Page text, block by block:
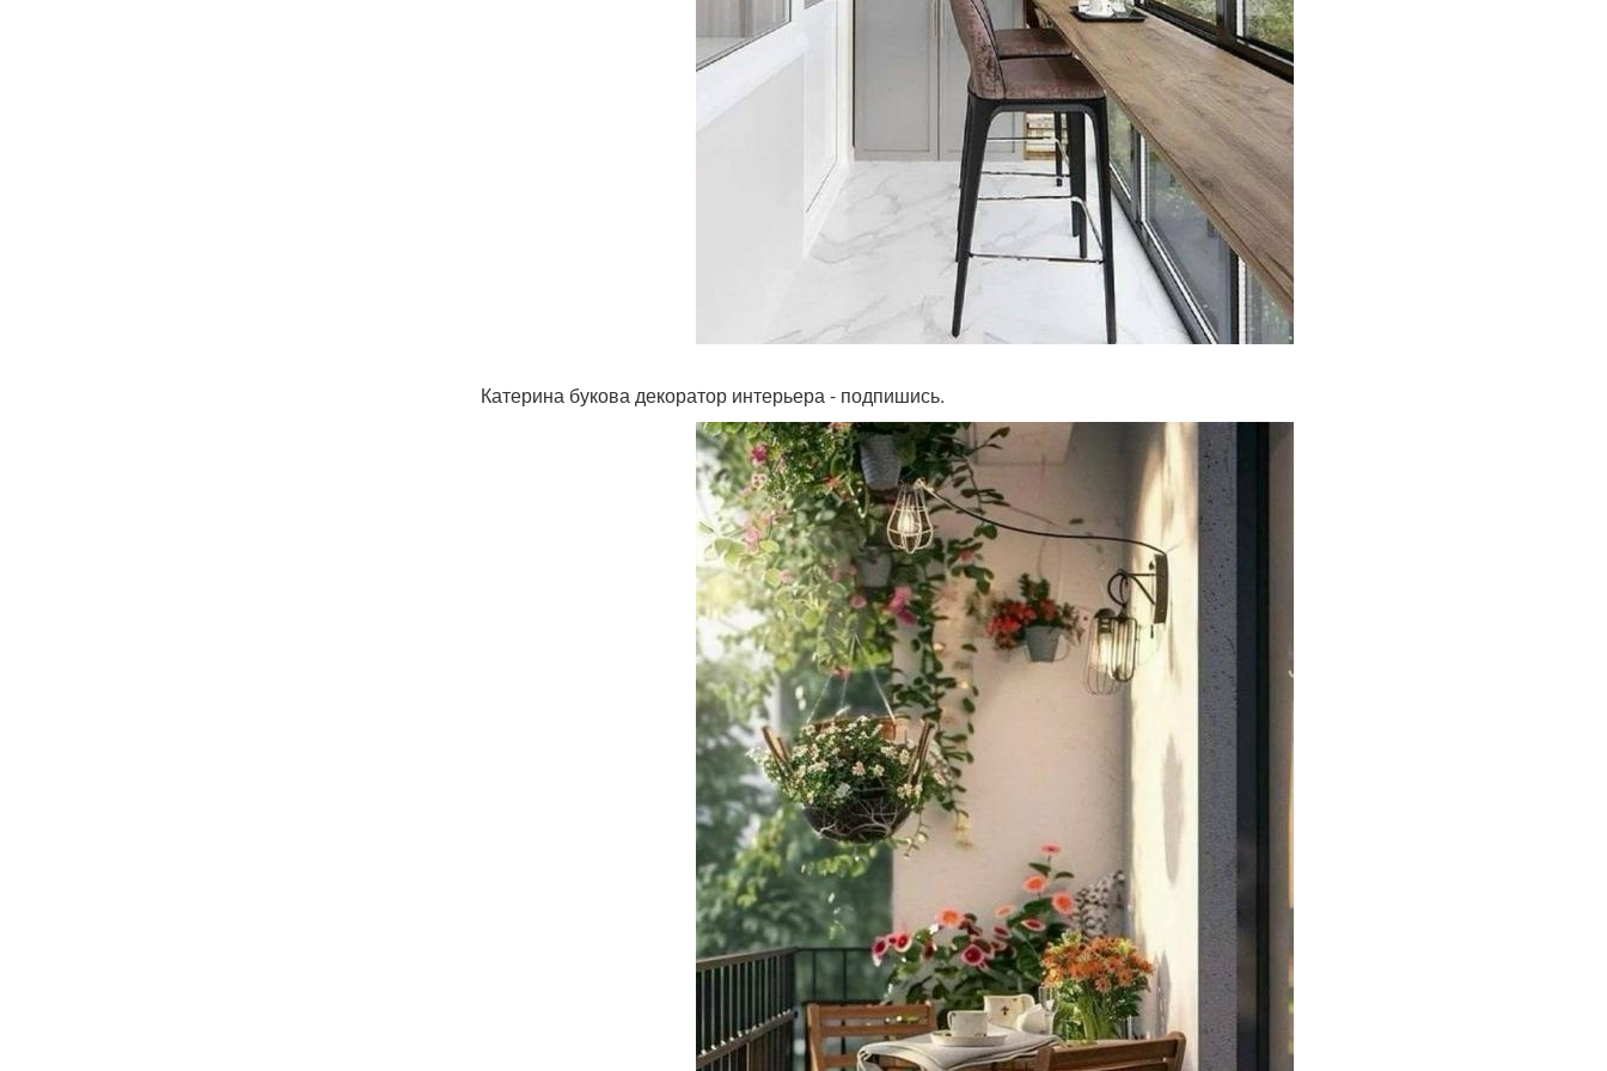
Катерина букова декоратор интерьера - подпишись.